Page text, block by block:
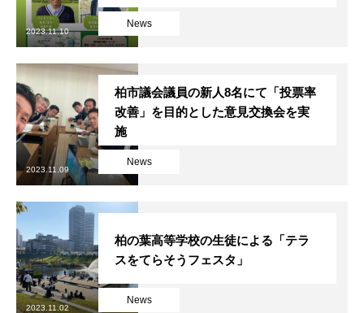
選挙ドットコム News
2023.11.10
News
柏市議会議員の新人8名にて「投票率
改善」を目的とした意見交換会を実
施
2023.11.09
News
柏の葉高等学校の生徒による「テラ
スをてらそうフェスタ」
2023.11.02